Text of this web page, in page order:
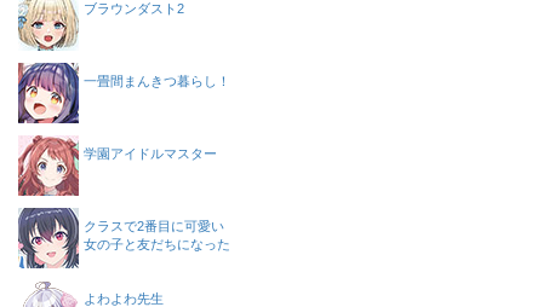
ブラウンダスト2
一畳間まんきつ暮らし！
学園アイドルマスター
クラスで2番目に可愛い
女の子と友だちになった
よわよわ先生